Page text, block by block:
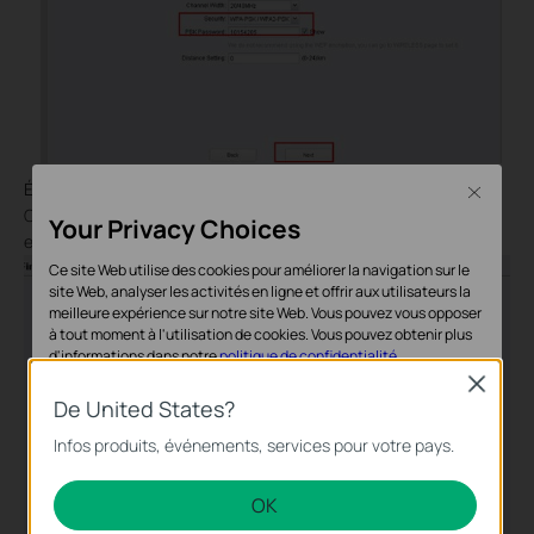
Étape
Cliquez sur:Terminer et attendez
effet, cela prend environ 1 minute.
De United States?
Infos produits, événements, services pour votre pays.
OK
Close
Your Privacy Choices
Ce site Web utilise des cookies pour améliorer la navigation sur le
site Web, analyser les activités en ligne et offrir aux utilisateurs la
meilleure expérience sur notre site Web. Vous pouvez vous opposer
à tout moment à l'utilisation de cookies. Vous pouvez obtenir plus
d'informations dans notrepolitique de confidentialité.
Cookies basiques
Ces cookies sont nécessaires au fonctionnement du site Web et ne
peuvent pas être désactivés dans vos systèmes.
Cookies d'analyse et marketing
Close